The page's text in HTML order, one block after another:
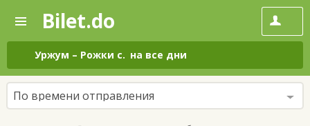
—
Поиск
и
покупка
билетов
на
автобус
онлайн
Bilet.do
Уржум – Рожки с. на все дни
По времени отправления